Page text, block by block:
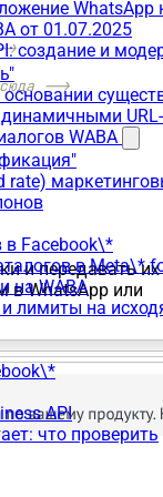
WhatsApp
от 01.07.2025
создание и
WABA
rate)
в Facebook\*
в Meta\*
на WABA
лимиты на
API
что проверить
>
-->
и передавать их
в WhatsApp или